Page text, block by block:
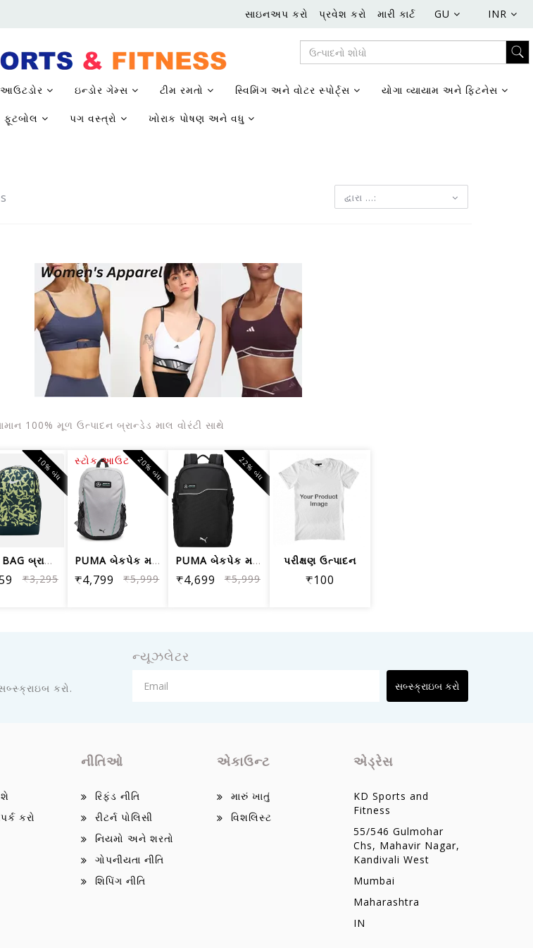
સાઇનઅપ કરો પ્રવેશ કરો મારી કાર્ટ GU INR
આઉટડોર ઇન્ડોર ગેમ્સ ટીમ રમતો સ્વિમિંગ અને વોટર સ્પોર્ટ્સ યોગા વ્યાયામ અને ફિટનેસ
ફૂટબોલ પગ વસ્ત્રો ખોરાક પોષણ અને વધુ
દ્વારા ...:
100% મૂળ ઉત્પાદન બ્રાન્ડેડ માલ વોરંટી સાથે
NIKE BAG બ્રાઝિલિયા બેકપેક FB2826-328...
₹3,295
10% બંધ
PUMA બેકપેક મર્સિડીઝ MAPF1 07912502 પ...
₹4,799 ₹5,999
સ્ટોક આઉટ 20% બંધ
PUMA બેકપેક મર્સિડીઝ MAPF1 07988701 પ...
₹4,699 ₹5,999
22% બંધ
પરીક્ષણ ઉત્પાદન
₹100
કરો.
ન્યૂઝલેટર
સબ્સ્ક્રાઇબ કરો
કરો
નીતિઓ
રિફંડ નીતિ
રીટર્ન પોલિસી
નિયમો અને શરતો
ગોપનીયતા નીતિ
શિપિંગ નીતિ
એકાઉન્ટ
મારું ખાતું
વિશલિસ્ટ
એડ્રેસ
KD Sports and
Fitness
55/546 Gulmohar
Chs, Mahavir Nagar,
Kandivali West
Mumbai
Maharashtra
IN